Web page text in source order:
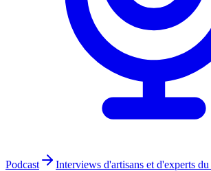
Podcast Interviews d'artisans et d'experts du